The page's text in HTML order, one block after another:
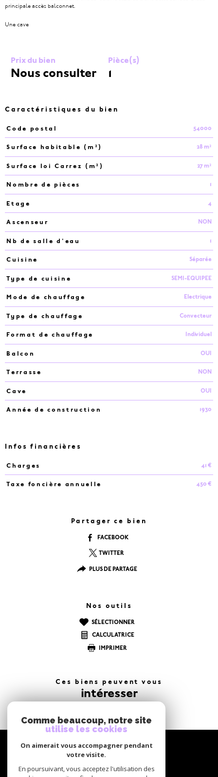
principale accès balconnet.
Une cave
Prix du bien
Nous consulter
Pièce(s)
1
Caractéristiques du bien
Caractéristiques Valeurs
Code postal 54000
Surface habitable (m²) 28 m²
Surface loi Carrez (m²) 27 m²
Nombre de pièces 1
Etage 4
Ascenseur NON
Nb de salle d'eau 1
Cuisine Séparée
Type de cuisine SEMI-EQUIPEE
Mode de chauffage Electrique
Type de chauffage Convecteur
Format de chauffage Individuel
Balcon OUI
Terrasse NON
Cave OUI
Année de construction 1930
Infos financières
Caractéristiques
Charges 41 €
Taxe foncière annuelle 450 €
Partager ce bien
FACEBOOK
TWITTER
PLUS DE PARTAGE
Nos outils
SÉLECTIONNER
CALCULATRICE
IMPRIMER
Ces biens peuvent vous
intéresser
suivre
Comme beaucoup, notre site
utilise les cookies
On aimerait vous accompagner pendant
votre visite.
En poursuivant, vous acceptez l'utilisation des